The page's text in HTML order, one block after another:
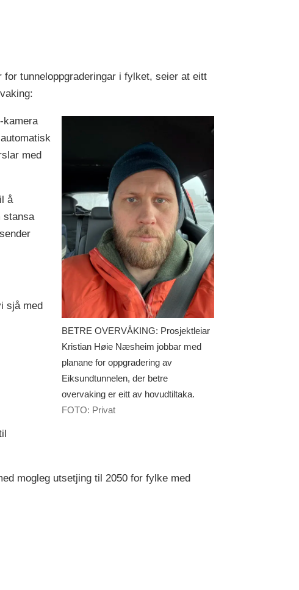
tunneloppgraderingar i fylket, seier at eitt
BETRE OVERVÅKING: Prosjektleiar
Kristian Høie Næsheim jobbar med
planane for oppgradering av
Eiksundtunnelen, der betre
overvaking er eitt av hovudtiltaka.
FOTO: Privat
kamera
med
å
stansa
sjå med
mogleg utsetjing til 2050 for fylke med